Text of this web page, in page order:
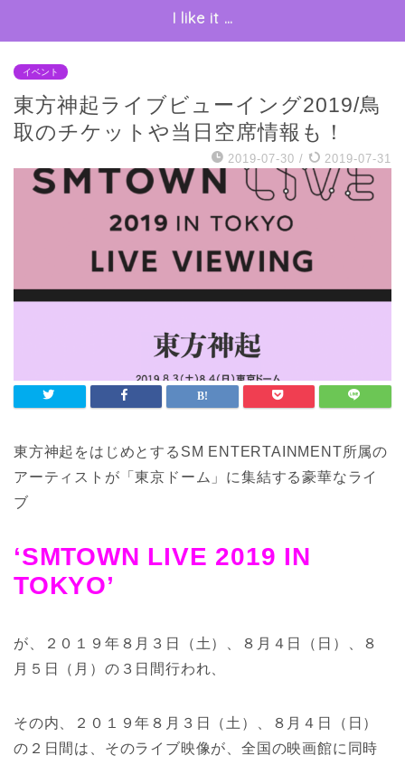
I like it …
イベント
東方神起ライブビューイング2019/鳥
取のチケットや当日空席情報も！
2019-07-30 / 2019-07-31
東方神起をはじめとするSM ENTERTAINMENT所属の
アーティストが「東京ドーム」に集結する豪華なライ
ブ
‘SMTOWN LIVE 2019 IN
TOKYO’
が、２０１９年８月３日（土）、８月４日（日）、８
月５日（月）の３日間行われ、
その内、２０１９年８月３日（土）、８月４日（日）
の２日間は、そのライブ映像が、全国の映画館に同時